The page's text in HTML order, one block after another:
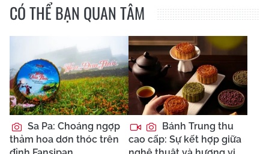
CÓ THỂ BẠN QUAN TÂM
Sa Pa: Choáng ngợp
thảm hoa dơn thóc trên
Bánh Trung thu
cao cấp: Sự kết hợp giữa